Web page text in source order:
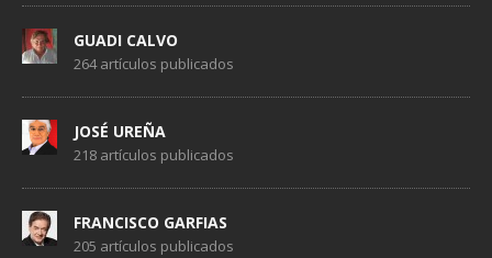
GUADI CALVO
264 artículos publicados
JOSÉ UREÑA
218 artículos publicados
FRANCISCO GARFIAS
205 artículos publicados